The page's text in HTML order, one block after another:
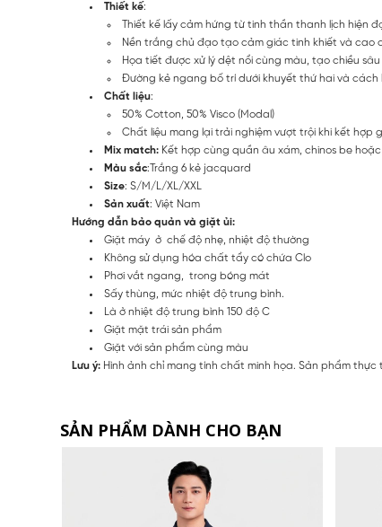
Thiết kế:
Thiết kế lấy cảm hứng từ tinh thần thanh lịch hiện
Nền trắng chủ đạo tạo cảm giác tinh khiết và
Họa tiết được xử lý dệt nổi cùng màu, tạo chiều
Đường kẻ ngang bố trí dưới khuyết thứ hai và
Chất liệu:
50% Cotton, 50% Visco (Modal)
Chất liệu mang lại trải nghiệm vượt trội khi kết
Mix match: Kết hợp cùng quần âu xám, chinos be
Màu sắc:Trắng 6 kẻ jacquard
Size: S/M/L/XL/XXL
Sản xuất: Việt Nam
Hướng dẫn bảo quản và giặt ủi:
Giặt máy ở chế độ nhẹ, nhiệt độ thường
Không sử dụng hóa chất tẩy có chứa Clo
Phơi vắt ngang, trong bóng mát
Sấy thùng, mức nhiệt độ trung bình.
Là ở nhiệt độ trung bình 150 độ C
Giặt mặt trái sản phẩm
Giặt với sản phẩm cùng màu
Lưu ý: Hình ảnh chỉ mang tính chất minh họa. Sản phẩm
SẢN PHẨM DÀNH CHO BẠN